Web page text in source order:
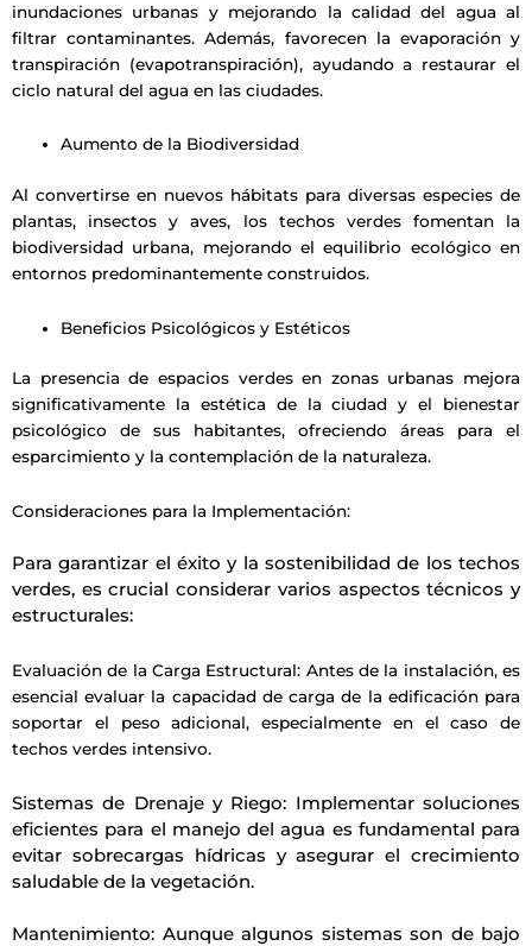
inundaciones urbanas y mejorando la calidad del agua al
filtrar contaminantes. Además, favorecen la evaporación y
transpiración (evapotranspiración), ayudando a restaurar el
ciclo natural del agua en las ciudades.
Aumento de la Biodiversidad
Al convertirse en nuevos hábitats para diversas especies de
plantas, insectos y aves, los techos verdes fomentan la
biodiversidad urbana, mejorando el equilibrio ecológico en
entornos predominantemente construidos.
Beneficios Psicológicos y Estéticos
La presencia de espacios verdes en zonas urbanas mejora
significativamente la estética de la ciudad y el bienestar
psicológico de sus habitantes, ofreciendo áreas para el
esparcimiento y la contemplación de la naturaleza.
Consideraciones para la Implementación:
Para garantizar el éxito y la sostenibilidad de los techos
verdes, es crucial considerar varios aspectos técnicos y
estructurales:
Evaluación de la Carga Estructural: Antes de la instalación, es
esencial evaluar la capacidad de carga de la edificación para
soportar el peso adicional, especialmente en el caso de
techos verdes intensivo.
Sistemas de Drenaje y Riego: Implementar soluciones
eficientes para el manejo del agua es fundamental para
evitar sobrecargas hídricas y asegurar el crecimiento
saludable de la vegetación.
Mantenimiento: Aunque algunos sistemas son de bajo